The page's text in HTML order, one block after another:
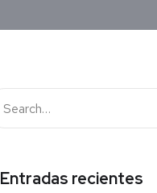
Entradas recientes